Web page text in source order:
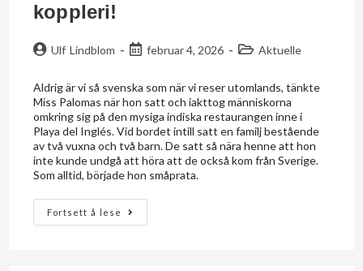
koppleri!
Ulf Lindblom februar 4, 2026 Aktuelle
Aldrig är vi så svenska som när vi reser utomlands, tänkte
Miss Palomas när hon satt och iakttog människorna
omkring sig på den mysiga indiska restaurangen inne i
Playa del Inglés. Vid bordet intill satt en familj bestående
av två vuxna och två barn. De satt så nära henne att hon
inte kunde undgå att höra att de också kom från Sverige.
Som alltid, började hon småprata.
Fortsett å lese